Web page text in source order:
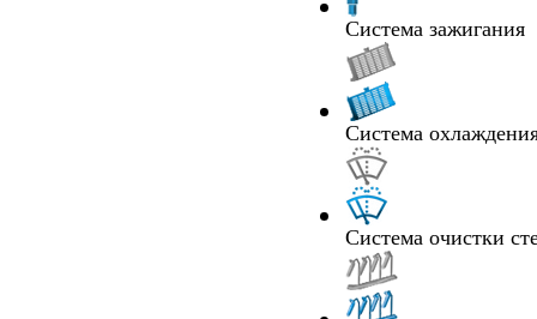
Система зажигания
Система
Система очистки